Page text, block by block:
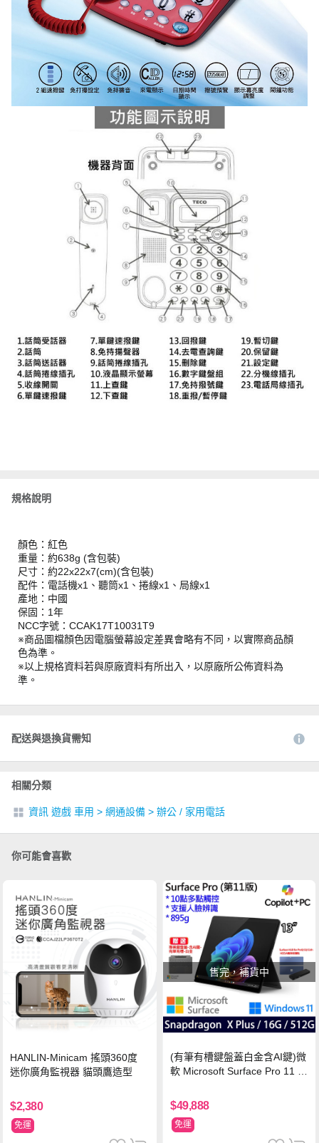
規格說明
顏色：紅色
重量：約638g (含包裝)
尺寸：約22x22x7(cm)(含包裝)
配件：電話機x1、聽筒x1、捲線x1、局線x1
產地：中國
保固：1年
NCC字號：CCAK17T10031T9
※商品圖檔顏色因電腦螢幕設定差異會略有不同，以實際商品顏
色為準。
※以上規格資料若與原廠資料有所出入，以原廠所公佈資料為
準。
配送與退換貨需知
相關分類
資訊 遊戲 車用 > 網通設備 > 辦公 / 家用電話
你可能會喜歡
HANLIN-Minicam 搖頭360度
迷你廣角監視器 貓頭鷹造型
$2,380
免運
售完，補貨中
(有筆有槽鍵盤蓋白金含AI鍵)微
軟 Microsoft Surface Pro 11 (S
石墨黑
$49,888
免運